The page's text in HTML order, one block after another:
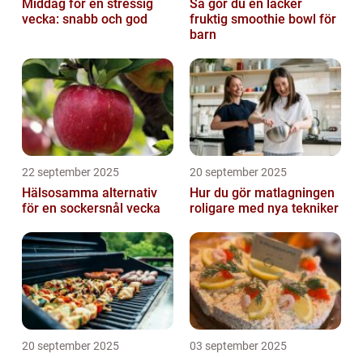
Middag för en stressig
vecka: snabb och god
Så gör du en läcker
fruktig smoothie bowl för
barn
22 september 2025
Hälsosamma alternativ
för en sockersnål vecka
20 september 2025
Hur du gör matlagningen
roligare med nya tekniker
20 september 2025 03 september 2025